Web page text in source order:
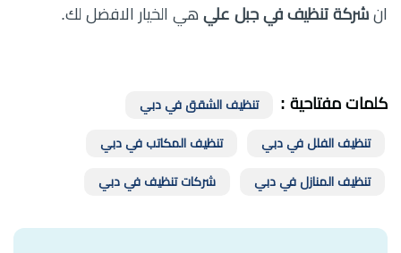
ان شركة تنظيف في جبل علي هي الخيار الافضل لك.
كلمات مفتاحية : تنظيف الشقق في دبي
تنظيف الفلل في دبي تنظيف المكاتب في دبي
تنظيف المنازل في دبي شركات تنظيف في دبي